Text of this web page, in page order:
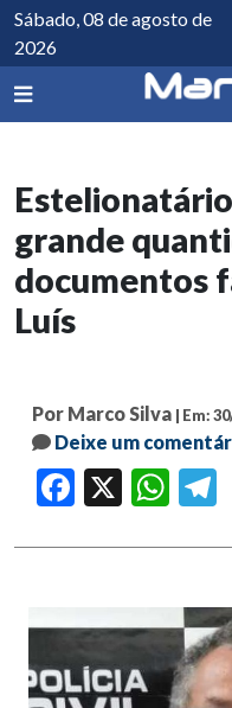
Sábado, 08 de agosto de
2026
grande
documentos
Luís
Por Marco Silva | Em:
Deixe um
Facebook WhatsApp